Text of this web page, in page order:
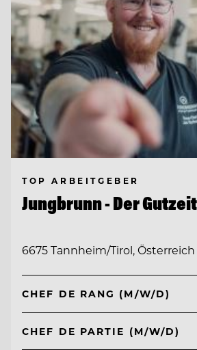
TOP ARBEITGEBER
Jungbrunn - Der
6675 Tannheim/Tirol, Österreich
CHEF DE RANG (M/W/D)
CHEF DE PARTIE (M/W/D)